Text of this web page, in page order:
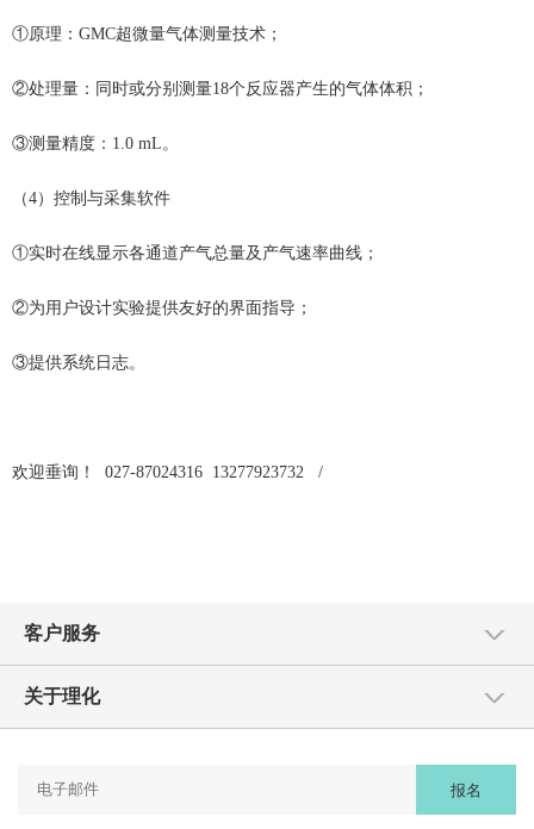
①原理：GMC超微量气体测量技术；
②处理量：同时或分别测量18个反应器产生的气体体积；
③测量精度：1.0 mL。
（4）控制与采集软件
①实时在线显示各通道产气总量及产气速率曲线；
②为用户设计实验提供友好的界面指导；
③提供系统日志。
欢迎垂询！ 027-87024316 13277923732 /
客户服务
关于理化
报名